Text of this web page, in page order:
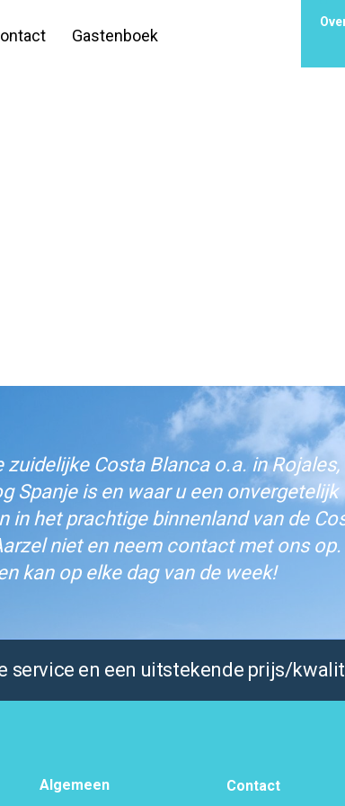
Gastenboek
Costa Blanca o.a. in Rojales,
Spanje is en waar u een
in het prachtige binnenland van de
niet en neem contact met ons op.
kan op elke dag van de week!
service en een uitstekende prijs/
Algemeen Contact